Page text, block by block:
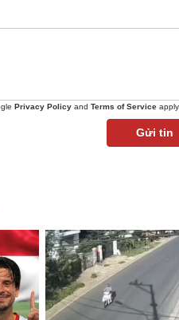
Privacy Policy and Terms of Service apply.
Gửi tin